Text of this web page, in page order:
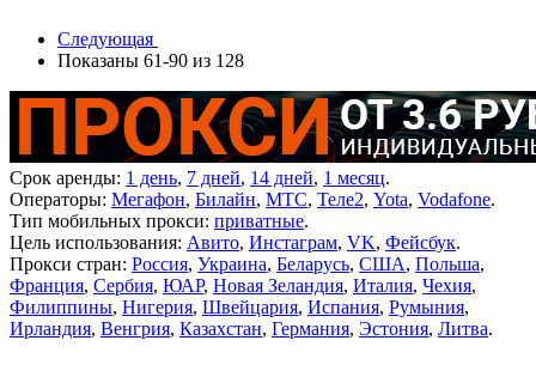
Следующая
Показаны 61-90 из 128
Срок аренды: 1 день, 7 дней, 14 дней, 1 месяц.
Операторы: Мегафон, Билайн, МТС, Теле2, Yota, Vodafone.
Тип мобильных прокси: приватные.
Цель использования: Авито, Инстаграм, VK, Фейсбук.
Прокси стран: Россия, Украина, Беларусь, США, Польша,
Франция, Сербия, ЮАР, Новая Зеландия, Италия, Чехия,
Филиппины, Нигерия, Швейцария, Испания, Румыния,
Ирландия, Венгрия, Казахстан, Германия, Эстония, Литва.